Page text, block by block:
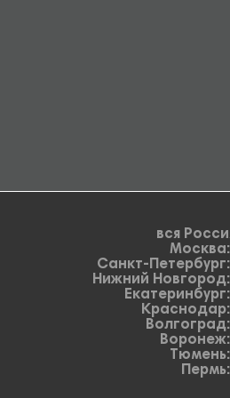
вся
Москва:
Санкт-Петербург:
Нижний Новгород:
Екатеринбург:
Краснодар:
Волгоград:
Воронеж:
Тюмень:
Пермь: